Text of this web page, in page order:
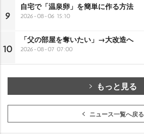
9
自宅で「温泉卵」を簡単に作る方法
2026-08-06 15:10
10
「父の部屋を奪いたい」→大改造へ
2026-08-07 07:00
もっと見る
ニュース一覧へ戻る